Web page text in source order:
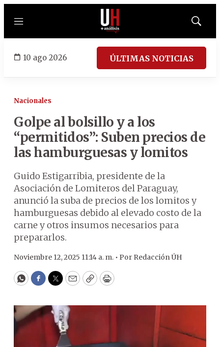
Menú
Mostrar
10 ago 2026 ÚLTIMAS NOTICIAS
Nacionales
Golpe al bolsillo y a los
“permitidos”: Suben precios de
las hamburguesas y lomitos
Guido Estigarribia, presidente de la
Asociación de Lomiteros del Paraguay,
anunció la suba de precios de los lomitos y
hamburguesas debido al elevado costo de la
carne y otros insumos necesarios para
prepararlos.
Noviembre 12, 2025 11:14 a. m. • Por Redacción ÚH
WhatsApp
Facebook
Twitter
EmailCopyPrint